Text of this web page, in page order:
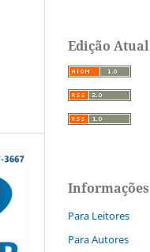
Edição Atual
Informações
Para Leitores
Para Autores